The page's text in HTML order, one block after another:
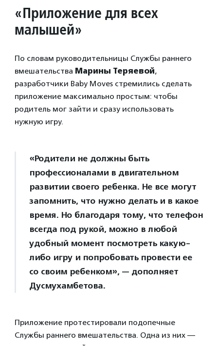
«Приложение для всех
малышей»
По словам руководительницы Службы раннего
вмешательства Марины Теряевой,
разработчики Baby Moves стремились сделать
приложение максимально простым: чтобы
родитель мог зайти и сразу использовать
нужную игру.
«Родители не должны быть
профессионалами в двигательном
развитии своего ребенка. Не все могут
запомнить, что нужно делать и в какое
время. Но благодаря тому, что телефон
всегда под рукой, можно в любой
удобный момент посмотреть какую-
либо игру и попробовать провести ее
со своим ребенком», — дополняет
Дусмухамбетова.
Приложение протестировали подопечные
Службы раннего вмешательства. Одна из них —